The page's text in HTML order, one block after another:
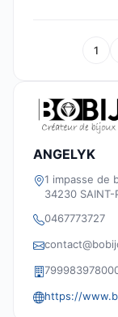
1
ANGELYK
1 impasse de
34230 SAINT-
0467773727
https://